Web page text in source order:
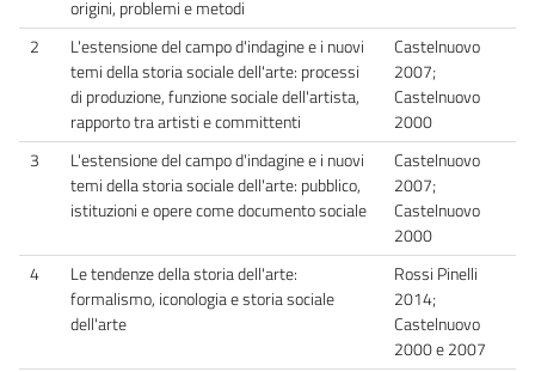
origini, problemi e metodi
2
L'estensione del campo d'indagine e i nuovi
temi della storia sociale dell'arte: processi
di produzione, funzione sociale dell'artista,
rapporto tra artisti e committenti
Castelnuovo
2007;
Castelnuovo
2000
3
L'estensione del campo d'indagine e i nuovi
temi della storia sociale dell'arte: pubblico,
istituzioni e opere come documento sociale
Castelnuovo
2007;
Castelnuovo
2000
4
Le tendenze della storia dell'arte:
formalismo, iconologia e storia sociale
dell'arte
Rossi Pinelli
2014;
Castelnuovo
2000 e 2007